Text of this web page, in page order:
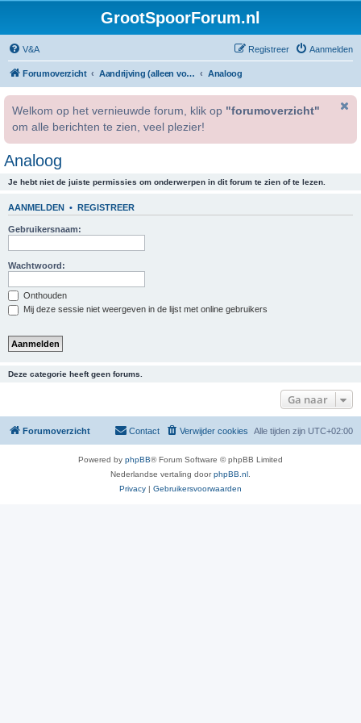
GrootSpoorForum.nl
V&A Aanmelden
Registreer
Forumoverzicht Aandrijving (alleen voor geregistreerde gebruikers). Analoog
Welkom op het vernieuwde forum, klik op "forumoverzicht"
om alle berichten te zien, veel plezier!
Analoog
Je hebt niet de juiste permissies om onderwerpen in dit forum te zien of te lezen.
AANMELDEN • REGISTREER
Gebruikersnaam:
Wachtwoord:
Onthouden
Mij deze sessie niet weergeven in de lijst met online gebruikers
Deze categorie heeft geen forums.
Ga naar
Forumoverzicht Alle tijden zijn UTC+02:00
Verwijder cookies
Contact
Powered by phpBB® Forum Software © phpBB Limited
Nederlandse vertaling doorphpBB.nl
Privacy | Gebruikersvoorwaarden